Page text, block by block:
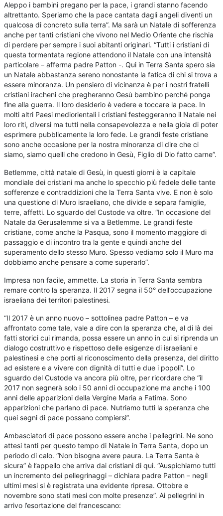
Aleppo i bambini pregano per la pace, i grandi stanno facendo
altrettanto. Speriamo che la pace cantata dagli angeli diventi un
qualcosa di concreto sulla terra”. Ma sarà un Natale di sofferenza
anche per tanti cristiani che vivono nel Medio Oriente che rischia
di perdere per sempre i suoi abitanti originari. “Tutti i cristiani di
questa tormentata regione attendono il Natale con una intensità
particolare – afferma padre Patton -. Qui in Terra Santa spero sia
un Natale abbastanza sereno nonostante la fatica di chi si trova a
essere minoranza. Un pensiero di vicinanza è per i nostri fratelli
cristiani iracheni che pregheranno Gesù bambino perché ponga
fine alla guerra. Il loro desiderio è vedere e toccare la pace. In
molti altri Paesi mediorientali i cristiani festeggeranno il Natale nei
loro riti, diversi ma tutti nella consapevolezza e nella gioia di poter
esprimere pubblicamente la loro fede. Le grandi feste cristiane
sono anche occasione per la nostra minoranza di dire che ci
siamo, siamo quelli che credono in Gesù, Figlio di Dio fatto carne”.
Betlemme, città natale di Gesù, in questi giorni è la capitale
mondiale dei cristiani ma anche lo specchio più fedele delle tante
sofferenze e contraddizioni che la Terra Santa vive. E non è solo
una questione di Muro israeliano, che divide e separa famiglie,
terre, affetti. Lo sguardo del Custode va oltre. “In occasione del
Natale da Gerusalemme si va a Betlemme. Le grandi feste
cristiane, come anche la Pasqua, sono il momento maggiore di
passaggio e di incontro tra la gente e quindi anche del
superamento dello stesso Muro. Spesso vediamo solo il Muro ma
dobbiamo anche pensare a come superarlo”.
Impresa non facile, ammette. La storia in Terra Santa sembra
remare contro la speranza. Il 2017 segna il 50° dell’occupazione
israeliana dei territori palestinesi.
“Il 2017 è un anno nuovo – sottolinea padre Patton – e va
affrontato come tale, vale a dire con la speranza che, al di là dei
fatti storici cui rimanda, possa essere un anno in cui si riprenda un
dialogo costruttivo e rispettoso delle esigenze di israeliani e
palestinesi e che porti al riconoscimento della presenza, del diritto
ad esistere e a vivere con dignità di tutti e due i popoli”. Lo
sguardo del Custode va ancora più oltre, per ricordare che “il
2017 non segnerà solo i 50 anni di occupazione ma anche i 100
anni delle apparizioni della Vergine Maria a Fatima. Sono
apparizioni che parlano di pace. Nutriamo tutti la speranza che
quei segni di pace possano compiersi”.
Ambasciatori di pace possono essere anche i pellegrini. Ne sono
attesi tanti per questo tempo di Natale in Terra Santa, dopo un
periodo di calo. “Non bisogna avere paura. La Terra Santa è
sicura” è l’appello che arriva dai cristiani di qui. “Auspichiamo tutti
un incremento dei pellegrinaggi – dichiara padre Patton – negli
ultimi mesi si è registrata una evidente ripresa. Ottobre e
novembre sono stati mesi con molte presenze”. Ai pellegrini in
arrivo l’esortazione del francescano: